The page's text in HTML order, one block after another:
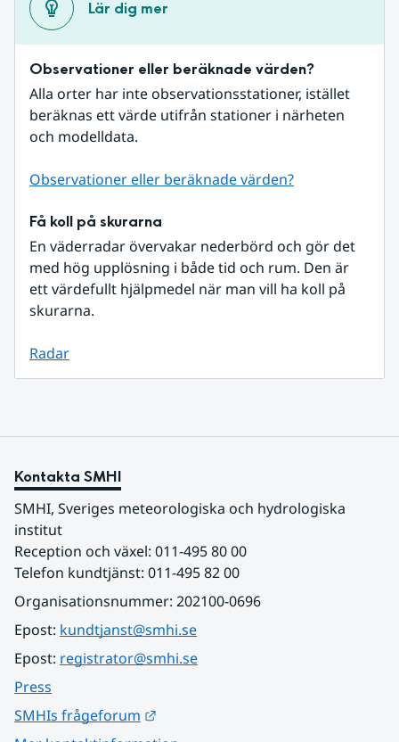
Lär dig mer
Observationer eller beräknade värden?
Alla orter har inte observationsstationer, istället
beräknas ett värde utifrån stationer i närheten
och modelldata.
Observationer eller beräknade värden?
Få koll på skurarna
En väderradar övervakar nederbörd och gör det
med hög upplösning i både tid och rum. Den är
ett värdefullt hjälpmedel när man vill ha koll på
skurarna.
Radar
Kontakta SMHI
SMHI, Sveriges meteorologiska och hydrologiska
institut
Reception och växel: 011-495 80 00
Telefon kundtjänst: 011-495 82 00
Organisationsnummer: 202100-0696
Epost: kundtjanst@smhi.se
Epost: registrator@smhi.se
Press
SMHIs frågeforum